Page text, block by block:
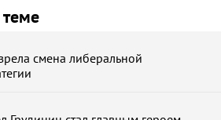
смена либеральной